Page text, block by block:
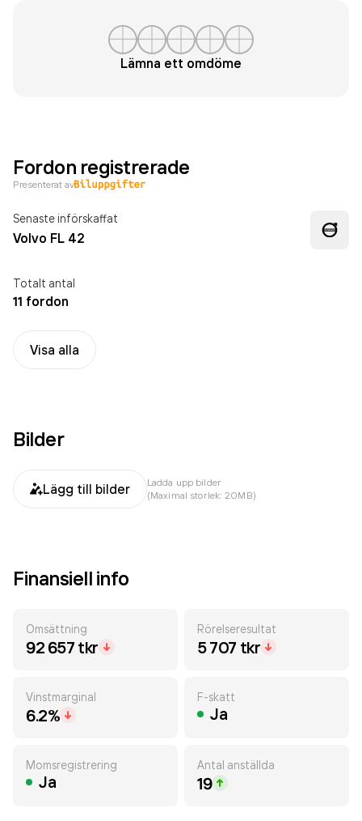
Lämna ett omdöme
Fordon registrerade
Presenterat av
Senaste införskaffat
Volvo FL 42
Totalt antal
11 fordon
Visa alla
Bilder
Lägg till bilder
Ladda upp bilder
(Maximal storlek: 20MB)
Finansiell info
Omsättning
92 657 tkr
Rörelseresultat
5 707 tkr
Vinstmarginal
6.2%
F-skatt
Ja
Momsregistrering
Ja
Antal anställda
19